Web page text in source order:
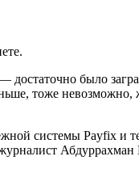
было
тоже
системы Payfix и
Абдуррахман